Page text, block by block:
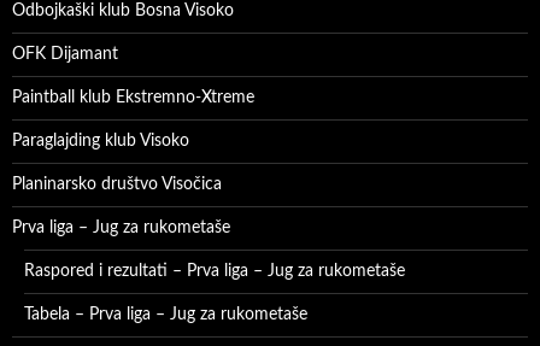
Odbojkaški klub Bosna Visoko
OFK Dijamant
Paintball klub Ekstremno-Xtreme
Paraglajding klub Visoko
Planinarsko društvo Visočica
Prva liga – Jug za rukometaše
Raspored i rezultati – Prva liga – Jug za rukometaše
Tabela – Prva liga – Jug za rukometaše